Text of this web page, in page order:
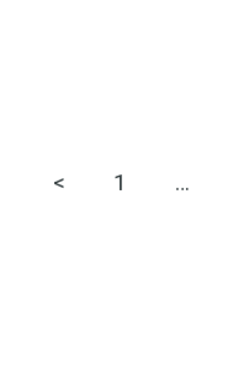
Пагінація
< Сторінку
1 …